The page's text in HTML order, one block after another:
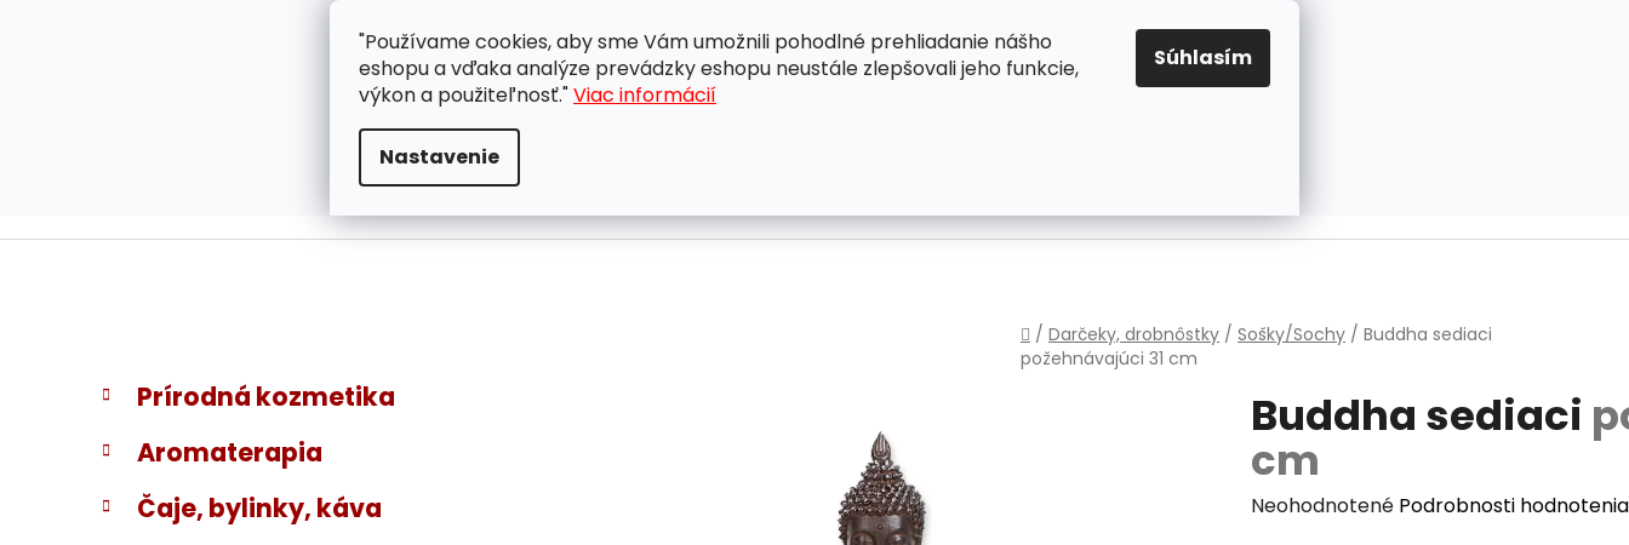
"Používame cookies, aby sme Vám umožnili pohodlné prehliadanie nášho
eshopu a vďaka analýze prevádzky eshopu neustále zlepšovali jeho funkcie,
výkon a použiteľnosť."Viac informácií
Nastavenie
Súhlasím
ZÁKAZNÍCKA PODPORA OBCHODNÉ PODMIENKY OCHRANA OSOBNÝCH ÚDAJOV PRAVIDLÁ PRE COOKIES
EUR
Domov
/ Darčeky, drobnôstky / Sošky/Sochy / Buddha sediaci
požehnávajúci 31 cm
B
č
ý
Preskočiť
kategórie
K
a
t
e
ó
Prírodná kozmetika
Aromaterapia
Čaje, bylinky, káva
Buddha sediaci
cm
Priemerné
Neohodnotené Podrobnosti hodnotenia